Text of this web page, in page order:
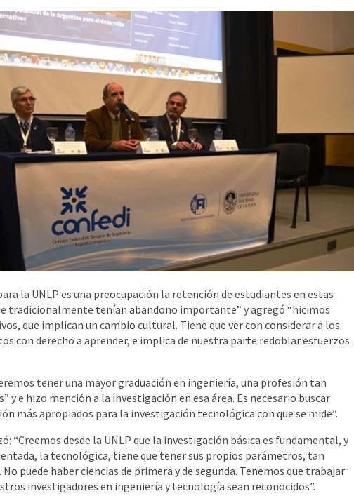
la UNLP es una preocupación la retención de estudiantes en estas
tradicionalmente tenían abandono importante” y agregó “hicimos
que implican un cambio cultural. Tiene que ver con considerar a los
con derecho a aprender, e implica de nuestra parte redoblar esfuerzos
tener una mayor graduación en ingeniería, una profesión tan
y e hizo mención a la investigación en esa área. Es necesario buscar
más apropiados para la investigación tecnológica con que se mide”.
“Creemos desde la UNLP que la investigación básica es fundamental, y
la tecnológica, tiene que tener sus propios parámetros, tan
puede haber ciencias de primera y de segunda. Tenemos que trabajar
investigadores en ingeniería y tecnología sean reconocidos”.